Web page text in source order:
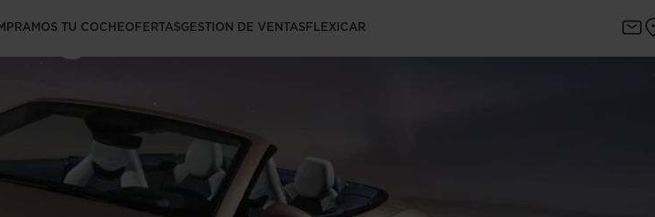
TU COCHEOFERTASGESTION DE VENTASFLEXICAR